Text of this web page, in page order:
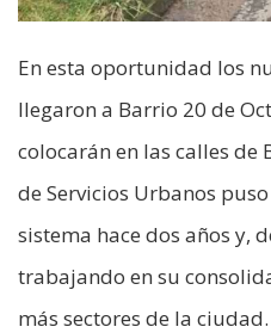
En esta oportunidad los
llegaron a Barrio 20 de
colocarán en las calles de
de Servicios Urbanos
sistema hace dos años y,
trabajando en su
más sectores de la